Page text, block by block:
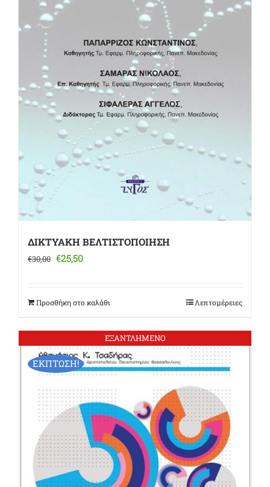
ΔΙΚΤΥΑΚΗ ΒΕΛΤΙΣΤΟΠΟΙΗΣΗ
€30,00 Original
€30,00.
€25,50Η
είναι:
Προσθήκη στο καλάθι Λεπτομέρειες
ΕΞΑΝΤΛΗΜΕΝΟ
ΕΚΠΤΩΣΗ!